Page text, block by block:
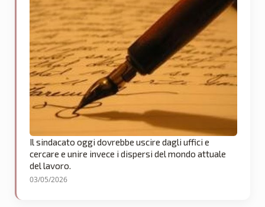
Il sindacato oggi dovrebbe uscire dagli uffici e
cercare e unire invece i dispersi del mondo attuale
del lavoro.
03/05/2026